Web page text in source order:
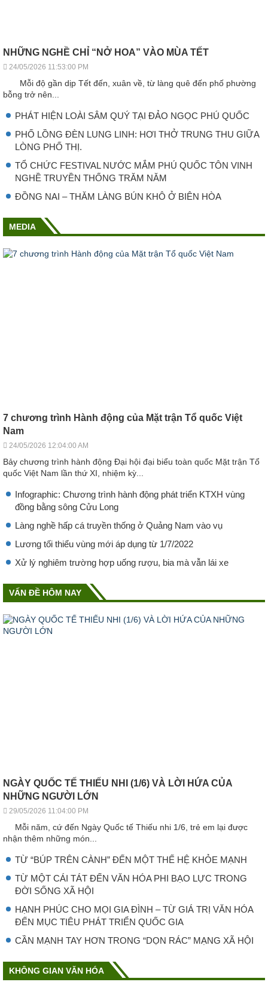
NHỮNG NGHỀ CHỈ “NỞ HOA” VÀO MÙA TẾT
24/05/2026 11:53:00 PM
Mỗi độ gần dịp Tết đến, xuân về, từ làng quê đến phố phường
bỗng trở nên...
PHÁT HIỆN LOÀI SÂM QUÝ TẠI ĐẢO NGỌC PHÚ QUỐC
PHỐ LỒNG ĐÈN LUNG LINH: HƠI THỞ TRUNG THU GIỮA
LÒNG PHỐ THỊ.
TỔ CHỨC FESTIVAL NƯỚC MẮM PHÚ QUỐC TÔN VINH
NGHỀ TRUYỀN THỐNG TRĂM NĂM
ĐỒNG NAI – THĂM LÀNG BÚN KHÔ Ở BIÊN HÒA
MEDIA
7 chương trình Hành động của Mặt trận Tổ quốc Việt
Nam
24/05/2026 12:04:00 AM
Bảy chương trình hành động Đại hội đại biểu toàn quốc Mặt trận Tổ
quốc Việt Nam lần thứ XI, nhiệm kỳ...
Infographic: Chương trình hành động phát triển KTXH vùng
đồng bằng sông Cửu Long
Làng nghề hấp cá truyền thống ở Quảng Nam vào vụ
Lương tối thiểu vùng mới áp dụng từ 1/7/2022
Xử lý nghiêm trường hợp uống rượu, bia mà vẫn lái xe
VẤN ĐỀ HÔM NAY
NGÀY QUỐC TẾ THIẾU NHI (1/6) VÀ LỜI HỨA CỦA
NHỮNG NGƯỜI LỚN
29/05/2026 11:04:00 PM
Mỗi năm, cứ đến Ngày Quốc tế Thiếu nhi 1/6, trẻ em lại được
nhận thêm những món...
TỪ “BÚP TRÊN CÀNH” ĐẾN MỘT THẾ HỆ KHỎE MẠNH
TỪ MỘT CÁI TÁT ĐẾN VĂN HÓA PHI BẠO LỰC TRONG
ĐỜI SỐNG XÃ HỘI
HẠNH PHÚC CHO MỌI GIA ĐÌNH – TỪ GIÁ TRỊ VĂN HÓA
ĐẾN MỤC TIÊU PHÁT TRIỂN QUỐC GIA
CẦN MẠNH TAY HƠN TRONG “DỌN RÁC” MẠNG XÃ HỘI
KHÔNG GIAN VĂN HÓA